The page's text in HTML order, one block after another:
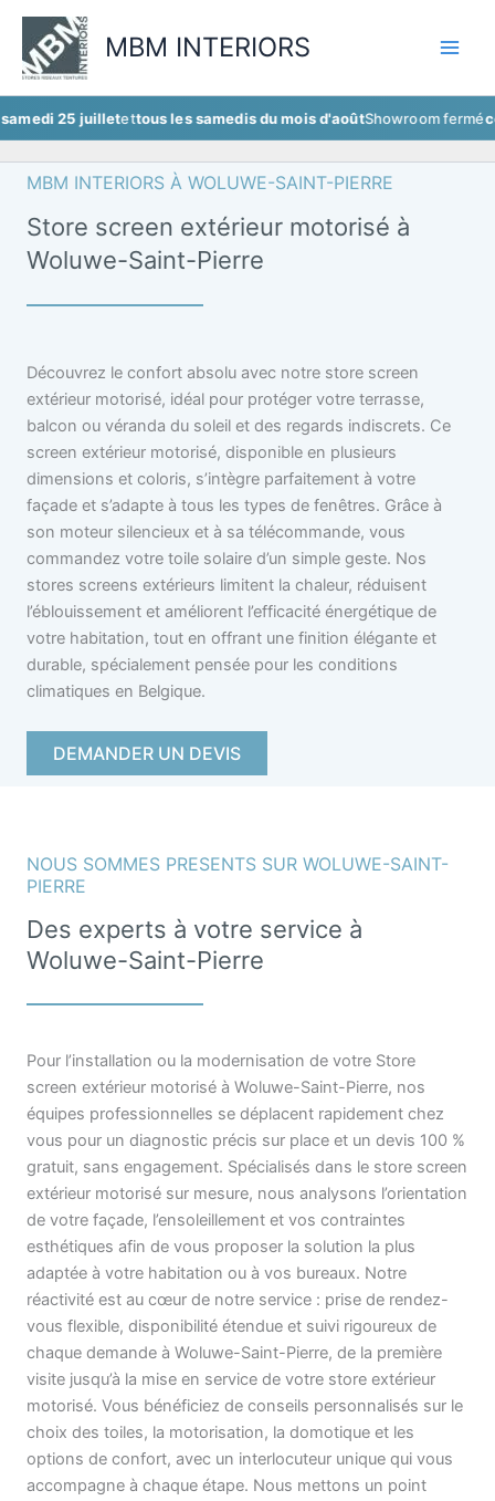
Aller
contenu
MBM INTERIORS
juilletettous les samedis du mois d'aoûtShowroom ferméce
MBM INTERIORS À WOLUWE-SAINT-PIERRE
Store screen extérieur motorisé à
Woluwe-Saint-Pierre
Découvrez le confort absolu avec notre store screen
extérieur motorisé, idéal pour protéger votre terrasse,
balcon ou véranda du soleil et des regards indiscrets. Ce
screen extérieur motorisé, disponible en plusieurs
dimensions et coloris, s’intègre parfaitement à votre
façade et s’adapte à tous les types de fenêtres. Grâce à
son moteur silencieux et à sa télécommande, vous
commandez votre toile solaire d’un simple geste. Nos
stores screens extérieurs limitent la chaleur, réduisent
l’éblouissement et améliorent l’efficacité énergétique de
votre habitation, tout en offrant une finition élégante et
durable, spécialement pensée pour les conditions
climatiques en Belgique.
DEMANDER UN DEVIS
NOUS SOMMES PRESENTS SUR WOLUWE-SAINT-
PIERRE
Des experts à votre service à
Woluwe-Saint-Pierre
Pour l’installation ou la modernisation de votre Store
screen extérieur motorisé à Woluwe-Saint-Pierre, nos
équipes professionnelles se déplacent rapidement chez
vous pour un diagnostic précis sur place et un devis 100 %
gratuit, sans engagement. Spécialisés dans le store screen
extérieur motorisé sur mesure, nous analysons l’orientation
de votre façade, l’ensoleillement et vos contraintes
esthétiques afin de vous proposer la solution la plus
adaptée à votre habitation ou à vos bureaux. Notre
réactivité est au cœur de notre service : prise de rendez-
vous flexible, disponibilité étendue et suivi rigoureux de
chaque demande à Woluwe-Saint-Pierre, de la première
visite jusqu’à la mise en service de votre store extérieur
motorisé. Vous bénéficiez de conseils personnalisés sur le
choix des toiles, la motorisation, la domotique et les
options de confort, avec un interlocuteur unique qui vous
accompagne à chaque étape. Nous mettons un point